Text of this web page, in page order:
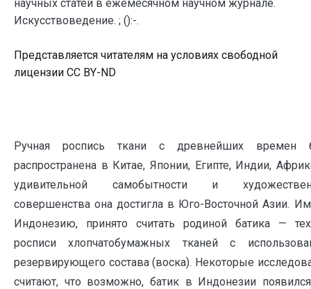
научных статей в ежемесячном научном журнале.
Искусствоведение. ; ():-.
Представляется читателям на условиях свободной
лицензии CC BY-ND
Ручная роспись ткани с древнейших времен
распространена в Китае, Японии, Египте, Индии,
удивительной самобытности и
совершенства она достигла в Юго-Восточной Азии.
Индонезию, принято считать родиной батика —
росписи хлопчатобумажных тканей с
резервирующего состава (воска). Некоторые
считают, что возможно, батик в Индонезии